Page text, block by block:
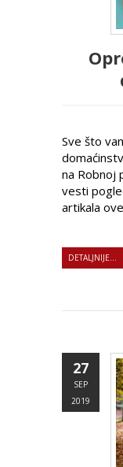
Sve što
na Robnoj
vesti
artikala
DETALJNIJE...
27
SEP
2019